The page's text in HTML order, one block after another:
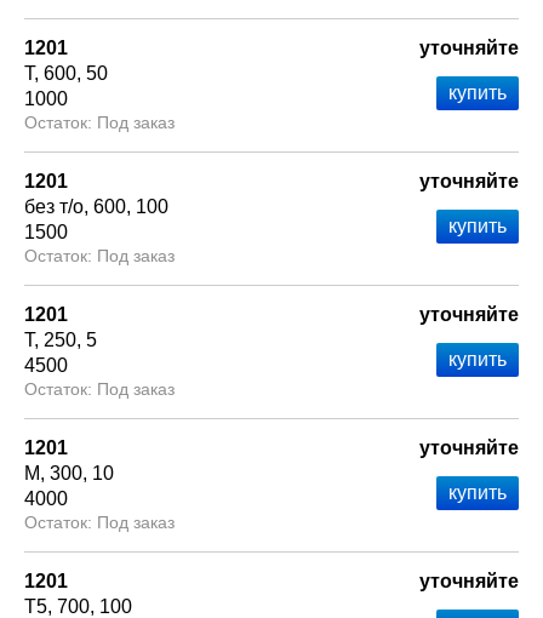
1201
Т 600 50
1000
Под заказ
уточняйте
1201
без т/о 600 100
1500
Под заказ
уточняйте
1201
Т 250 5
4500
Под заказ
уточняйте
1201
М 300 10
4000
Под заказ
уточняйте
1201
Т5 700 100
уточняйте